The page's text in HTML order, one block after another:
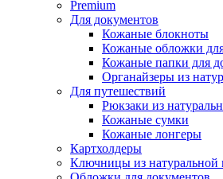
Premium
Для документов
Кожаные блокноты
Кожаные обложки
Кожаные папки для
Органайзеры из
Для путешествий
Рюкзаки из
Кожаные сумки
Кожаные лонгеры
Картхолдеры
Ключницы из натуральной